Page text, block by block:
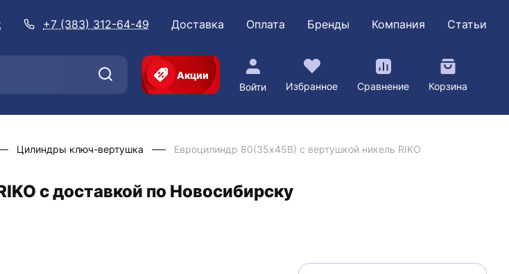
+7 (383) 312-64-49 Доставка Оплата Бренды Компания Статьи
Акции
Войти
Избранное Сравнение Корзина
Цилиндры ключ-вертушка Евроцилиндр 80(35х45В) с вертушкой никель RIKO
с доставкой по Новосибирску